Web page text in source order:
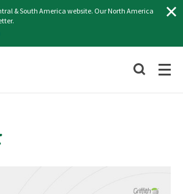
& South America website. Our North America